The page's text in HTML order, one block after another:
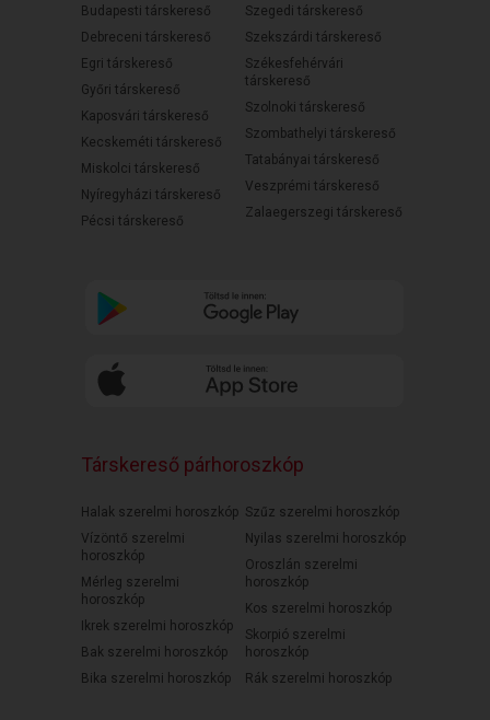
Budapesti társkereső
Debreceni társkereső
Egri társkereső
Győri társkereső
Kaposvári társkereső
Kecskeméti társkereső
Miskolci társkereső
Nyíregyházi társkereső
Pécsi társkereső
Szegedi társkereső
Szekszárdi társkereső
Székesfehérvári
társkereső
Szolnoki társkereső
Szombathelyi társkereső
Tatabányai társkereső
Veszprémi társkereső
Zalaegerszegi társkereső
Társkereső párhoroszkóp
Halak szerelmi horoszkóp
Vízöntő szerelmi
horoszkóp
Mérleg szerelmi
horoszkóp
Ikrek szerelmi horoszkóp
Bak szerelmi horoszkóp
Bika szerelmi horoszkóp
Szűz szerelmi horoszkóp
Nyilas szerelmi horoszkóp
Oroszlán szerelmi
horoszkóp
Kos szerelmi horoszkóp
Skorpió szerelmi
horoszkóp
Rák szerelmi horoszkóp